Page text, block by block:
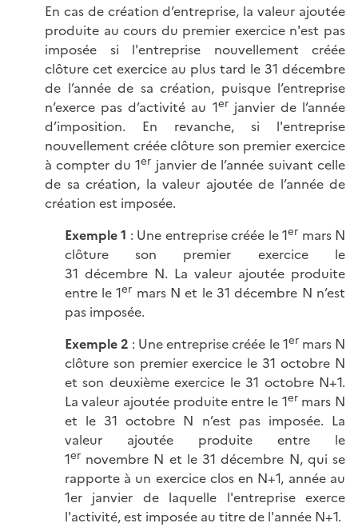
En cas de création d’entreprise, la valeur ajoutée
produite au cours du premier exercice n'est pas
imposée si l'entreprise nouvellement créée
clôture cet exercice au plus tard le 31 décembre
de l’année de sa création, puisque l’entreprise
n’exerce pas d’activité au 1erjanvier de l’année
d’imposition. En revanche, si l'entreprise
nouvellement créée clôture son premier exercice
à compter du 1er janvier de l’année suivant celle
de sa création, la valeur ajoutée de l’année de
création est imposée.
Exemple 1 : Une entreprise créée le 1er mars N
clôture son premier exercice le
31 décembre N. La valeur ajoutée produite
entre le 1er mars N et le 31 décembre N n’est
pas imposée.
Exemple 2 : Une entreprise créée le 1ermars N
clôture son premier exercice le 31 octobre N
et son deuxième exercice le 31 octobre N+1.
La valeur ajoutée produite entre le 1ermars N
et le 31 octobre N n’est pas imposée. La
valeur ajoutée produite entre le
1ernovembre N et le 31 décembre N, qui se
rapporte à un exercice clos en N+1, année au
1er janvier de laquelle l'entreprise exerce
l'activité, est imposée au titre de l'année N+1.